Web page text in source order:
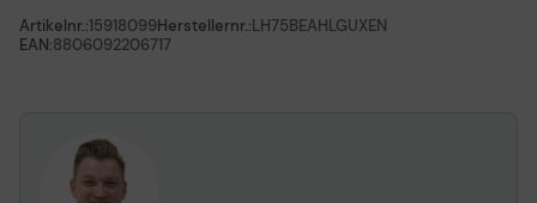
Artikelnr.:15918099Herstellernr.:LH75BEAHLGUXEN
EAN:8806092206717